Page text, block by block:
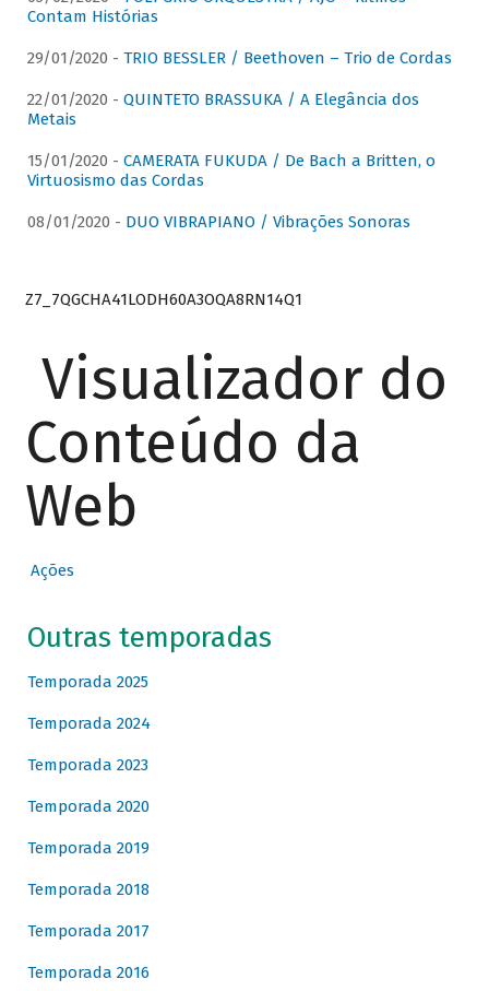
Contam Histórias
29/01/2020 - TRIO BESSLER / Beethoven – Trio de Cordas
22/01/2020 - QUINTETO BRASSUKA / A Elegância dos
Metais
15/01/2020 - CAMERATA FUKUDA / De Bach a Britten, o
Virtuosismo das Cordas
08/01/2020 - DUO VIBRAPIANO / Vibrações Sonoras
Z7_7QGCHA41LODH60A3OQA8RN14Q1
Visualizador do
Conteúdo da
Web
Ações
Outras temporadas
Temporada 2025
Temporada 2024
Temporada 2023
Temporada 2020
Temporada 2019
Temporada 2018
Temporada 2017
Temporada 2016